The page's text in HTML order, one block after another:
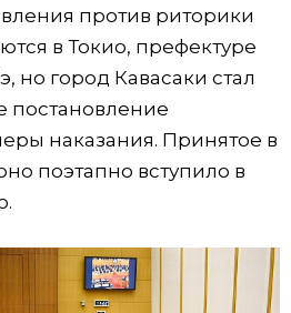
против риторики
в Токио, префектуре
но город Кавасаки стал
постановление
наказания. Принятое в
поэтапно вступило в